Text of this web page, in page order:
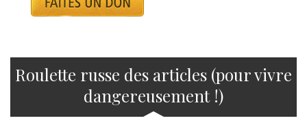
Roulette russe des articles (pour vivre
dangereusement !)